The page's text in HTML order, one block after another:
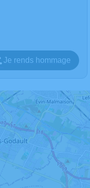
Je rends hommage